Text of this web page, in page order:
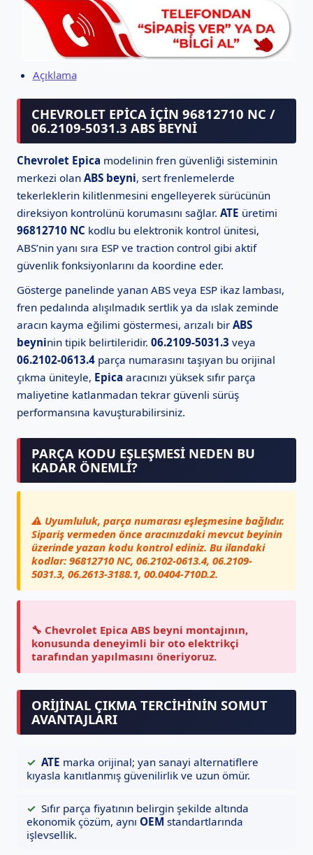
Açıklama
CHEVROLET EPICA İÇIN 96812710 NC /
06.2109-5031.3 ABS BEYNI
Chevrolet Epica modelinin fren güvenliği sisteminin
merkezi olan ABS beyni, sert frenlemelerde
tekerleklerin kilitlenmesini engelleyerek sürücünün
direksiyon kontrolünü korumasını sağlar. ATE üretimi
96812710 NC kodlu bu elektronik kontrol ünitesi,
ABS’nin yanı sıra ESP ve traction control gibi aktif
güvenlik fonksiyonlarını da koordine eder.
Gösterge panelinde yanan ABS veya ESP ikaz lambası,
fren pedalında alışılmadık sertlik ya da ıslak zeminde
aracın kayma eğilimi göstermesi, arızalı bir ABS
beyninin tipik belirtileridir. 06.2109-5031.3 veya
06.2102-0613.4 parça numarasını taşıyan bu orijinal
çıkma üniteyle, Epica aracınızı yüksek sıfır parça
maliyetine katlanmadan tekrar güvenli sürüş
performansına kavuşturabilirsiniz.
PARÇA KODU EŞLEŞMESI NEDEN BU
KADAR ÖNEMLI?
⚠ Uyumluluk, parça numarası eşleşmesine bağlıdır.
Sipariş vermeden önce aracınızdaki mevcut beyinin
üzerinde yazan kodu kontrol ediniz. Bu ilandaki
kodlar: 96812710 NC, 06.2102-0613.4, 06.2109-
5031.3, 06.2613-3188.1, 00.0404-710D.2.
🔧 Chevrolet Epica ABS beyni montajının,
konusunda deneyimli bir oto elektrikçi
tarafından yapılmasını öneriyoruz.
ORIJINAL ÇIKMA TERCIHININ SOMUT
AVANTAJLARI
✓ ATE marka orijinal; yan sanayi alternatiflere
kıyasla kanıtlanmış güvenilirlik ve uzun ömür.
✓ Sıfır parça fiyatının belirgin şekilde altında
ekonomik çözüm, aynı OEM standartlarında
işlevsellik.